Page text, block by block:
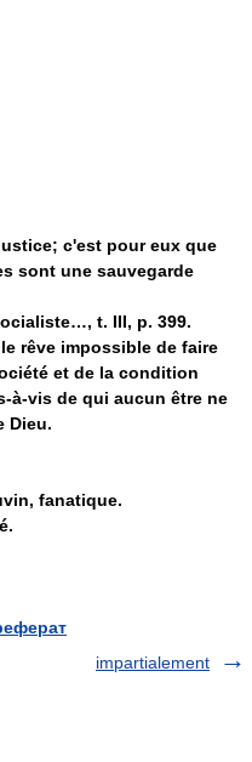
c'est pour eux que
sont une sauvegarde
t. III, p. 399.
rêve impossible de faire
et de la condition
à-vis de qui aucun être ne
Dieu.
fanatique.
impartialement